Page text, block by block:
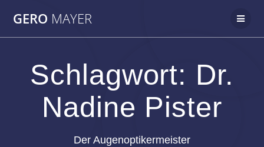
GERO MAYER
Schlagwort: Dr.
Nadine Pister
Der Augenoptikermeister